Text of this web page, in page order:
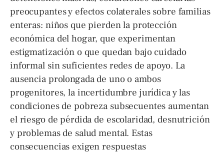
preocupantes y efectos colaterales sobre familias
enteras: niños que pierden la protección
económica del hogar, que experimentan
estigmatización o que quedan bajo cuidado
informal sin suficientes redes de apoyo. La
ausencia prolongada de uno o ambos
progenitores, la incertidumbre jurídica y las
condiciones de pobreza subsecuentes aumentan
el riesgo de pérdida de escolaridad, desnutrición
y problemas de salud mental. Estas
consecuencias exigen respuestas